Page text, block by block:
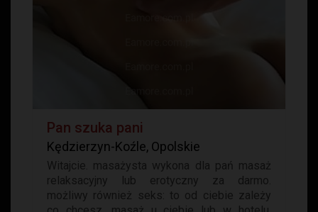
Pan szuka pani
Kędzierzyn-Koźle, Opolskie
Witajcie. masażysta wykona dla pań masaż
relaksacyjny lub erotyczny za darmo.
możliwy również seks: to od ciebie zależy